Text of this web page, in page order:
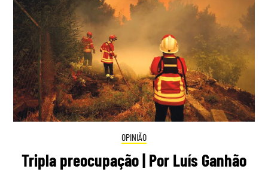
OPINIÃO
Tripla preocupação | Por Luís Ganhão